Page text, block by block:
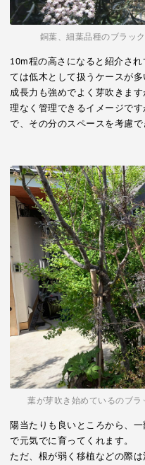
銅葉、細葉品種のブラッ
10m程の高さになると紹介さ
ては低木として扱うケースが多
成長力も強めでよく芽吹きま
理なく管理できるイメージで
で、その分のスペースを考慮で
葉が芽吹き始めているのブラ
陽当たりも良いところから、
で元気でに育ってくれます。
ただ、根が弱く移植などの際